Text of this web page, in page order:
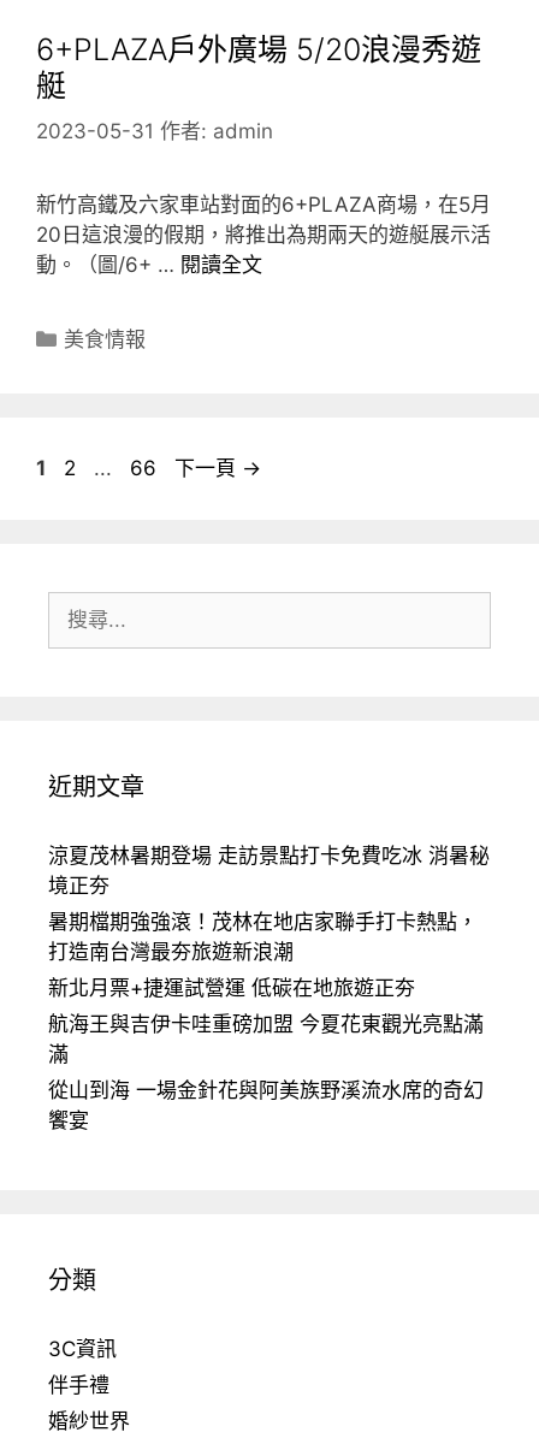
6+PLAZA戶外廣場 5/20浪漫秀遊
艇
2023-05-31 作者: admin
新竹高鐵及六家車站對面的6+PLAZA商場，在5月
20日這浪漫的假期，將推出為期兩天的遊艇展示活
動。（圖/6+ … 閱讀全文
分
美食情報
頁
1
頁
2 ...
頁
66 下一頁 →
尋:
近期文章
涼夏茂林暑期登場 走訪景點打卡免費吃冰 消暑秘
境正夯
暑期檔期強強滾！茂林在地店家聯手打卡熱點，
打造南台灣最夯旅遊新浪潮
新北月票+捷運試營運 低碳在地旅遊正夯
航海王與吉伊卡哇重磅加盟 今夏花東觀光亮點滿
滿
從山到海 一場金針花與阿美族野溪流水席的奇幻
饗宴
分類
3C資訊
伴手禮
婚紗世界